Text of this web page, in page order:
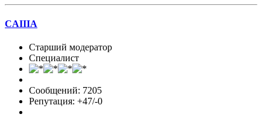
CAIIIA
Старший модератор
Специалист
Сообщений: 7205
Репутация: +47/-0